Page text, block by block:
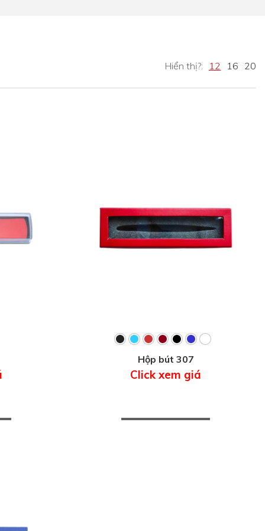
Hiển thị?: 12 16 20
Hộp bút 307
Click xem giá